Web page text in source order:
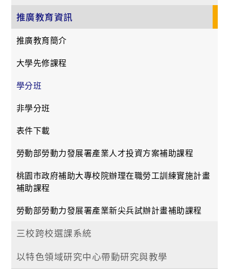
推廣教育資訊
推廣教育簡介
大學先修課程
學分班
非學分班
表件下載
勞動部勞動力發展署產業人才投資方案補助課程
桃園市政府補助大專校院辦理在職勞工訓練實施計畫
補助課程
勞動部勞動力發展署產業新尖兵試辦計畫補助課程
三校跨校選課系統
以特色領域研究中心帶動研究與教學